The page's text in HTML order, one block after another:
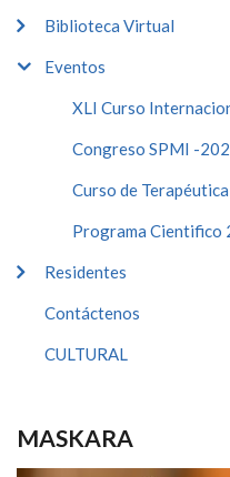
Biblioteca Virtual
Eventos
XLI Curso
Congreso SPMI -
Curso de
Programa Cientifico
Residentes
Contáctenos
CULTURAL
MASKARA